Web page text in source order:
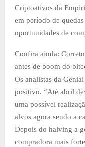
Criptoativos da
em período de
oportunidades de
Confira ainda:
antes de boom do
Os analistas da
positivo. “Até abril
uma possível
alvos agora sendo a
Depois do halving a
compradora mais